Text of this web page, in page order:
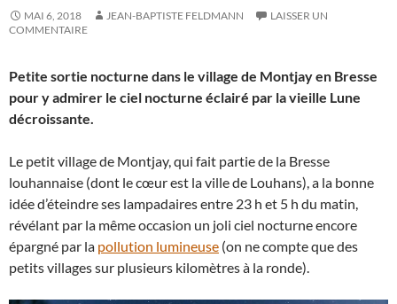
MAI 6, 2018 JEAN-BAPTISTE FELDMANN
LAISSER UN
COMMENTAIRE
Petite sortie nocturne dans le village de Montjay en Bresse
pour y admirer le ciel nocturne éclairé par la vieille Lune
décroissante.
Le petit village de Montjay, qui fait partie de la Bresse
louhannaise (dont le cœur est la ville de Louhans), a la bonne
idée d’éteindre ses lampadaires entre 23 h et 5 h du matin,
révélant par la même occasion un joli ciel nocturne encore
épargné par la pollution lumineuse (on ne compte que des
petits villages sur plusieurs kilomètres à la ronde).